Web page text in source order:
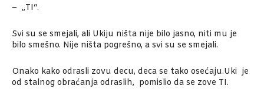
– „TI“.
Svi su se smejali, ali Ukiju ništa nije bilo jasno, niti mu je
bilo smešno. Nije ništa pogrešno, a svi su se smejali.
Onako kako odrasli zovu decu, deca se tako osećaju.Uki je
od stalnog obraćanja odraslih, pomislio da se zove TI.